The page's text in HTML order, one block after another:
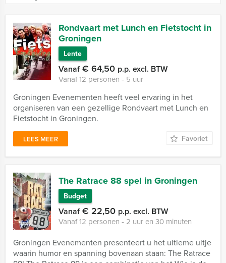
Rondvaart met Lunch en Fietstocht in
Groningen
Lente
Vanaf€ 64,50 p.p. excl. BTW
Vanaf 12 personen ‐ 5 uur
Groningen Evenementen heeft veel ervaring in het
organiseren van een gezellige Rondvaart met Lunch en
Fietstocht in Groningen.
LEES MEER Favoriet
The Ratrace 88 spel in Groningen
Budget
Vanaf€ 22,50 p.p. excl. BTW
Vanaf 12 personen ‐ 2 uur en 30 minuten
Groningen Evenementen presenteert u het ultieme uitje
waarin humor en spanning bovenaan staan: The Ratrace